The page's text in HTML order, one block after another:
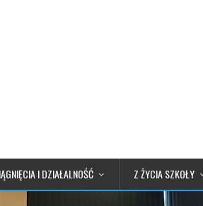
I DZIAŁALNOŚĆ Z ŻYCIA SZKOŁY